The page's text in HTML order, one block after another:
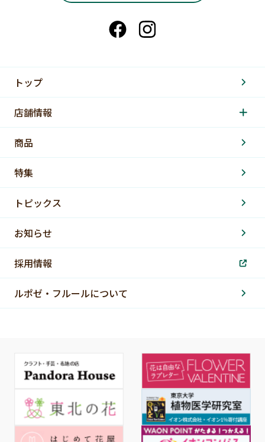
トップ
店舗情報
商品
特集
トピックス
お知らせ
採用情報
ルポゼ・フルールについて